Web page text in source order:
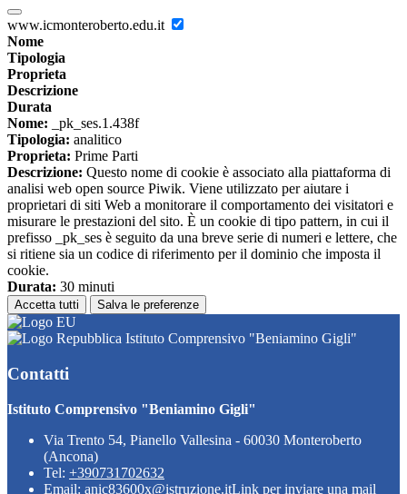
www.icmonteroberto.edu.it
Nome
Tipologia
Proprieta
Descrizione
Durata
Nome: _pk_ses.1.438f
Tipologia: analitico
Proprieta: Prime Parti
Descrizione: Questo nome di cookie è associato alla piattaforma di
analisi web open source Piwik. Viene utilizzato per aiutare i
proprietari di siti Web a monitorare il comportamento dei visitatori e
misurare le prestazioni del sito. È un cookie di tipo pattern, in cui il
prefisso _pk_ses è seguito da una breve serie di numeri e lettere, che
si ritiene sia un codice di riferimento per il dominio che imposta il
cookie.
Durata: 30 minuti
Accetta tutti Salva le preferenze
Istituto Comprensivo "Beniamino Gigli"
Contatti
Istituto Comprensivo "Beniamino Gigli"
Via Trento 54, Pianello Vallesina - 60030 Monteroberto
(Ancona)
Tel: +390731702632
Email: anic83600x@istruzione.itLink per inviare una mail